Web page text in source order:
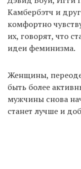
Камбербэтч и
комфортно
их, говорят, что
идеи феминизма.
Женщины,
быть более
мужчины снова
станет лучше и